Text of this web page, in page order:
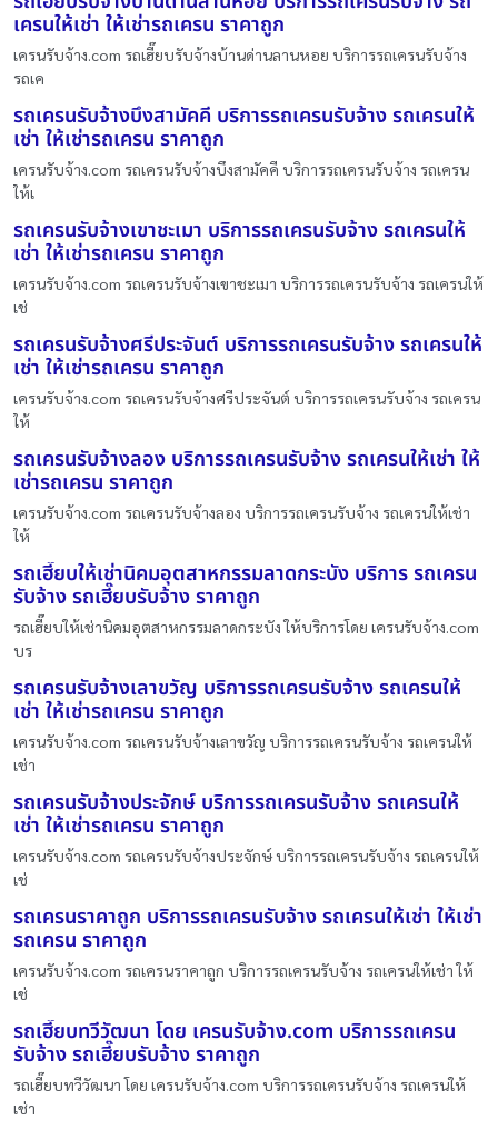
เครนให้เช่า ให้เช่ารถเครน ราคาถูก
เครนรับจ้าง.com รถเฮี๊ยบรับจ้างบ้านด่านลานหอย บริการรถเครนรับจ้าง
รถเค
รถเครนรับจ้างบึงสามัคคี บริการรถเครนรับจ้าง รถเครนให้
เช่า ให้เช่ารถเครน ราคาถูก
เครนรับจ้าง.com รถเครนรับจ้างบึงสามัคคี บริการรถเครนรับจ้าง รถเครน
ให้เ
รถเครนรับจ้างเขาชะเมา บริการรถเครนรับจ้าง รถเครนให้
เช่า ให้เช่ารถเครน ราคาถูก
เครนรับจ้าง.com รถเครนรับจ้างเขาชะเมา บริการรถเครนรับจ้าง รถเครนให้
เช่
รถเครนรับจ้างศรีประจันต์ บริการรถเครนรับจ้าง รถเครนให้
เช่า ให้เช่ารถเครน ราคาถูก
เครนรับจ้าง.com รถเครนรับจ้างศรีประจันต์ บริการรถเครนรับจ้าง รถเครน
ให้
รถเครนรับจ้างลอง บริการรถเครนรับจ้าง รถเครนให้เช่า ให้
เช่ารถเครน ราคาถูก
เครนรับจ้าง.com รถเครนรับจ้างลอง บริการรถเครนรับจ้าง รถเครนให้เช่า
ให้
รถเฮี๊ยบให้เช่านิคมอุตสาหกรรมลาดกระบัง บริการ รถเครน
รับจ้าง รถเฮี๊ยบรับจ้าง ราคาถูก
รถเฮี๊ยบให้เช่านิคมอุตสาหกรรมลาดกระบัง ให้บริการโดย เครนรับจ้าง.com
บร
รถเครนรับจ้างเลาขวัญ บริการรถเครนรับจ้าง รถเครนให้
เช่า ให้เช่ารถเครน ราคาถูก
เครนรับจ้าง.com รถเครนรับจ้างเลาขวัญ บริการรถเครนรับจ้าง รถเครนให้
เช่า
รถเครนรับจ้างประจักษ์ บริการรถเครนรับจ้าง รถเครนให้
เช่า ให้เช่ารถเครน ราคาถูก
เครนรับจ้าง.com รถเครนรับจ้างประจักษ์ บริการรถเครนรับจ้าง รถเครนให้
เช่
รถเครนราคาถูก บริการรถเครนรับจ้าง รถเครนให้เช่า ให้เช่า
รถเครน ราคาถูก
เครนรับจ้าง.com รถเครนราคาถูก บริการรถเครนรับจ้าง รถเครนให้เช่า ให้
เช่
รถเฮี๊ยบทวีวัฒนา โดย เครนรับจ้าง.com บริการรถเครน
รับจ้าง รถเฮี๊ยบรับจ้าง ราคาถูก
รถเฮี๊ยบทวีวัฒนา โดย เครนรับจ้าง.com บริการรถเครนรับจ้าง รถเครนให้
เช่า